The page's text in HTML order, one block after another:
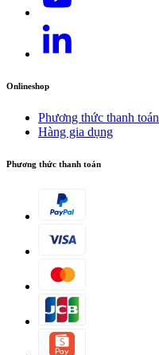
Onlineshop
Phương thức thanh toán
Hàng gia dụng
Phương thức thanh toán